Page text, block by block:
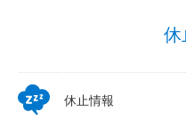
休
休止情報